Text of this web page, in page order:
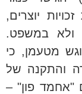
יוצרים,
ולא במשפט.
מטעמן, כי
והתקנה של
"אחמד פון" –